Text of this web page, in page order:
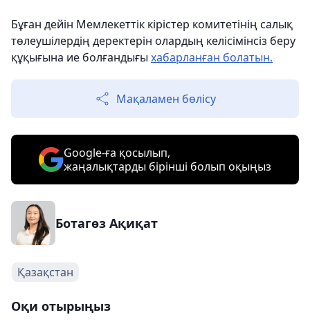
Бұған дейін Мемлекеттік кірістер комитетінің салық
төлеушілердің деректерін олардың келісімінсіз беру
құқығына ие болғандығы хабарланған болатын.
Мақаламен бөлісу
Google-ға қосылып,
жаңалықтарды бірінші болып оқыңыз
Ботагөз Ақиқат
Қазақстан
Оқи отырыңыз